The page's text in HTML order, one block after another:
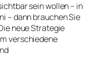
sein wollen – in
– dann brauchen Sie
neue Strategie
verschiedene